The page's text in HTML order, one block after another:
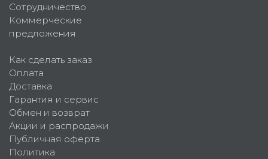
Сотрудничество
Коммерческие
предложения
Как сделать заказ
Оплата
Доставка
Гарантия и сервис
Обмен и возврат
Акции и распродажи
Публичная оферта
Политика